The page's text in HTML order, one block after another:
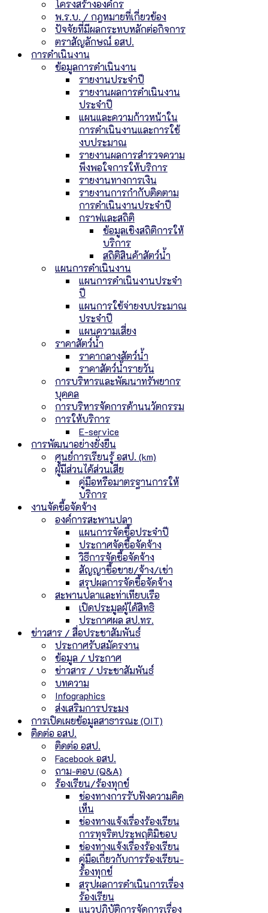
โครงสร้างองค์กร
พ.ร.บ. / กฎหมายที่เกี่ยวข้อง
ปัจจัยที่มีผลกระทบหลักต่อกิจการ
ตราสัญลักษณ์ อสป.
การดำเนินงาน
ข้อมูลการดำเนินงาน
รายงานประจำปี
รายงานผลการดำเนินงาน
ประจำปี
แผนและความก้าวหน้าใน
การดำเนินงานและการใช้
งบประมาณ
รายงานผลการสำรวจความ
พึงพอใจการให้บริการ
รายงานทางการเงิน
รายงานการกำกับติดตาม
การดำเนินงานประจำปี
กราฟและสถิติ
ข้อมูลเชิงสถิติการให้
บริการ
สถิติสินค้าสัตว์น้ำ
แผนการดำเนินงาน
แผนการดำเนินงานประจำ
ปี
แผนการใช้จ่ายงบประมาณ
ประจำปี
แผนความเสี่ยง
ราคาสัตว์น้ำ
ราคากลางสัตว์น้ำ
ราคาสัตว์น้ำรายวัน
การบริหารและพัฒนาทรัพยากร
บุคคล
การบริหารจัดการด้านนวัตกรรม
การให้บริการ
E-service
การพัฒนาอย่างยั่งยืน
ศูนย์การเรียนรู้ อสป. (km)
ผู้มีส่วนได้ส่วนเสีย
คู่มือหรือมาตรฐานการให้
บริการ
งานจัดซื้อจัดจ้าง
องค์การสะพานปลา
แผนการจัดซื้อประจำปี
ประกาศจัดซื้อจัดจ้าง
วิธีการจัดซื้อจัดจ้าง
สัญญาซื้อขาย/จ้าง/เช่า
สรุปผลการจัดซื้อจัดจ้าง
สะพานปลาและท่าเทียบเรือ
เปิดประมูลผู้ได้สิทธิ
ประกาศผล สป.ทร.
ข่าวสาร / สื่อประชาสัมพันธ์
ประกาศรับสมัครงาน
ข้อมูล / ประกาศ
ข่าวสาร / ประชาสัมพันธ์
บทความ
Infographics
ส่งเสริมการประมง
การเปิดเผยข้อมูลสาธารณะ (OIT)
ติดต่อ อสป.
ติดต่อ อสป.
Facebook อสป.
ถาม-ตอบ (Q&A)
ร้องเรียน/ร้องทุกข์
ช่องทางการรับฟังความคิด
เห็น
ช่องทางแจ้งเรื่องร้องเรียน
การทุจริตประพฤติมิชอบ
ช่องทางแจ้งเรื่องร้องเรียน
คู่มือเกี่ยวกับการร้องเรียน-
ร้องทุกข์
สรุปผลการดำเนินการเรื่อง
ร้องเรียน
แนวปฏิบัติการจัดการเรื่อง